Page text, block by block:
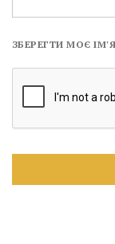
ЗБЕРЕГТИ МОЄ